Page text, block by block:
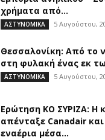
χρήματα από...
ΑΣΤΥΝΟΜΙΚΑ 5 Αυγούστου,
Θεσσαλονίκη: Από το
στη φυλακή ένας εκ
ΑΣΤΥΝΟΜΙΚΑ 5 Αυγούστου,
Ερώτηση ΚΟ ΣΥΡΙΖΑ: Η
απένταξε Canadair και
εναέρια μέσα...